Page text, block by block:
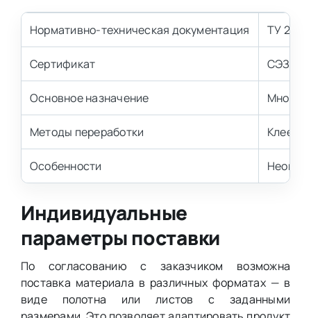
Нормативно-техническая документация ТУ
Сертификат СЭЗ
Основное назначение
Методы переработки
Особенности
Индивидуальные
параметры поставки
По согласованию с заказчиком возможна
поставка материала в различных форматах — в
виде полотна или листов с заданными